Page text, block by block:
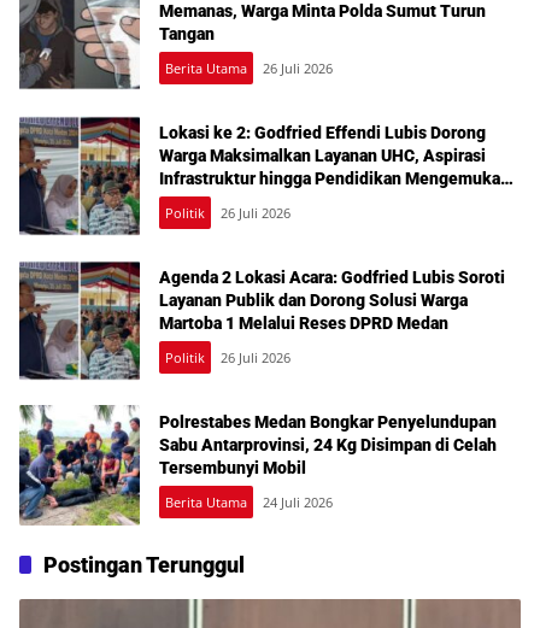
Memanas, Warga Minta Polda Sumut Turun
Tangan
Berita Utama 26 Juli 2026
Lokasi ke 2: Godfried Effendi Lubis Dorong
Warga Maksimalkan Layanan UHC, Aspirasi
Infrastruktur hingga Pendidikan Mengemuka
dalam Reses Medan Amplas
Politik 26 Juli 2026
Agenda 2 Lokasi Acara: Godfried Lubis Soroti
Layanan Publik dan Dorong Solusi Warga
Martoba 1 Melalui Reses DPRD Medan
Politik 26 Juli 2026
Polrestabes Medan Bongkar Penyelundupan
Sabu Antarprovinsi, 24 Kg Disimpan di Celah
Tersembunyi Mobil
Berita Utama 24 Juli 2026
Postingan Terunggul